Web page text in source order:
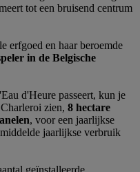
tot een bruisend centrum
erfgoed en haar beroemde
in de Belgische
d'Heure passeert, kun je
zien, 8 hectare
, voor een jaarlijkse
jaarlijkse verbruik
geïnstalleerde